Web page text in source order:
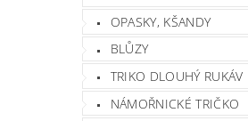
OPASKY, KŠANDY
BLŮZY
TRIKO DLOUHÝ RUKÁV
NÁMOŘNICKÉ TRIČKO